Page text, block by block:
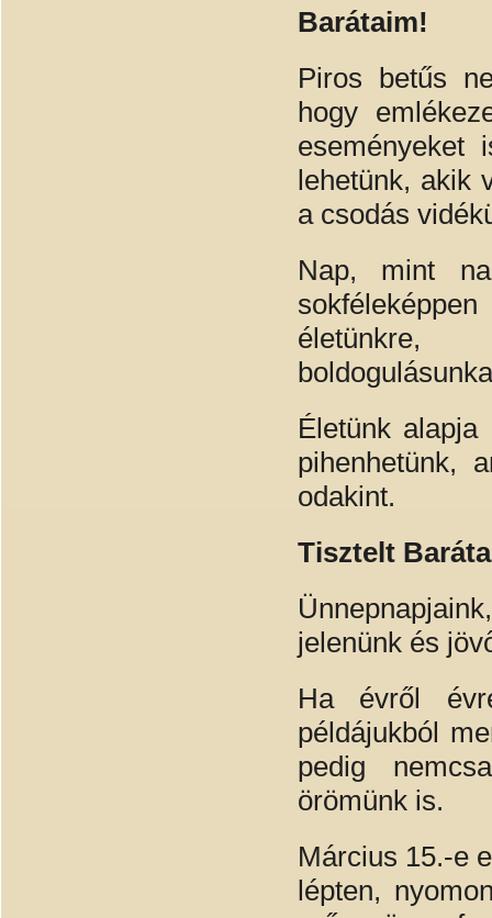
Barátaim!
Piros betűs
hogy
eseményeket
lehetünk, akik
a csodás
Nap, mint
életünkre,
Életünk
pihenhetünk,
odakint.
Tisztelt
jelenünk és
Ha évről
példájukból
pedig
örömünk is.
Március 15.-e
lépten,